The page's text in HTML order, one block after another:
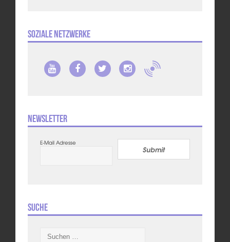
Soziale Netzwerke
Newsletter
E-Mail Adresse
Submit
Suche
nach: